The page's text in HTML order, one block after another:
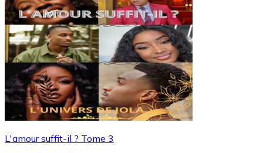
L'amour suffit-il ? Tome 3